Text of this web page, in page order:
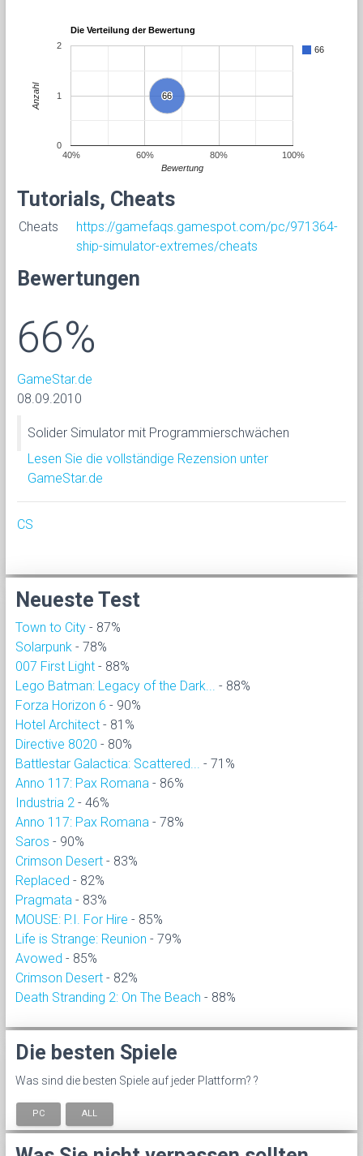
Die Verteilung der Bewertung
66
66
66
40% 60% 80% 100%
0
1
2
Bewertung
Anzahl
Tutorials, Cheats
Cheats
https://gamefaqs.gamespot.com/pc/971364-
ship-simulator-extremes/cheats
Bewertungen
66%
GameStar.de
08.09.2010
Solider Simulator mit Programmierschwächen
Lesen Sie die vollständige Rezension unter
GameStar.de
CS
Neueste Test
Town to City - 87%
Solarpunk - 78%
007 First Light - 88%
Lego Batman: Legacy of the Dark...
- 88%
Forza Horizon 6 - 90%
Hotel Architect - 81%
Directive 8020 - 80%
Battlestar Galactica: Scattered...
- 71%
Anno 117: Pax Romana - 86%
Industria 2 - 46%
Anno 117: Pax Romana - 78%
Saros - 90%
Crimson Desert - 83%
Replaced - 82%
Pragmata - 83%
MOUSE: P.I. For Hire - 85%
Life is Strange: Reunion - 79%
Avowed - 85%
Crimson Desert - 82%
Death Stranding 2: On The Beach - 88%
Die besten Spiele
Was sind die besten Spiele auf jeder Plattform? ?
PC ALL